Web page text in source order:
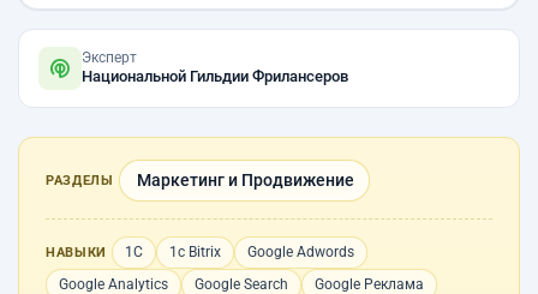
Эксперт
Национальной Гильдии Фрилансеров
РАЗДЕЛЫ Маркетинг и Продвижение
НАВЫКИ 1С 1с Bitrix
Google Adwords
Google Analytics
Google Search
Google Реклама